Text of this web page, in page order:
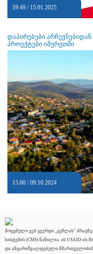
19:49 / 15.01.2025
დაპირებები
პროექტები იმერეთში
15:00 / 09.10.2024
მოცემული ვებ გვერდი „ჯუმლას"
სისტემის (CMS) ნაწილია. ის USAID-
და ანგარიშვალდებული